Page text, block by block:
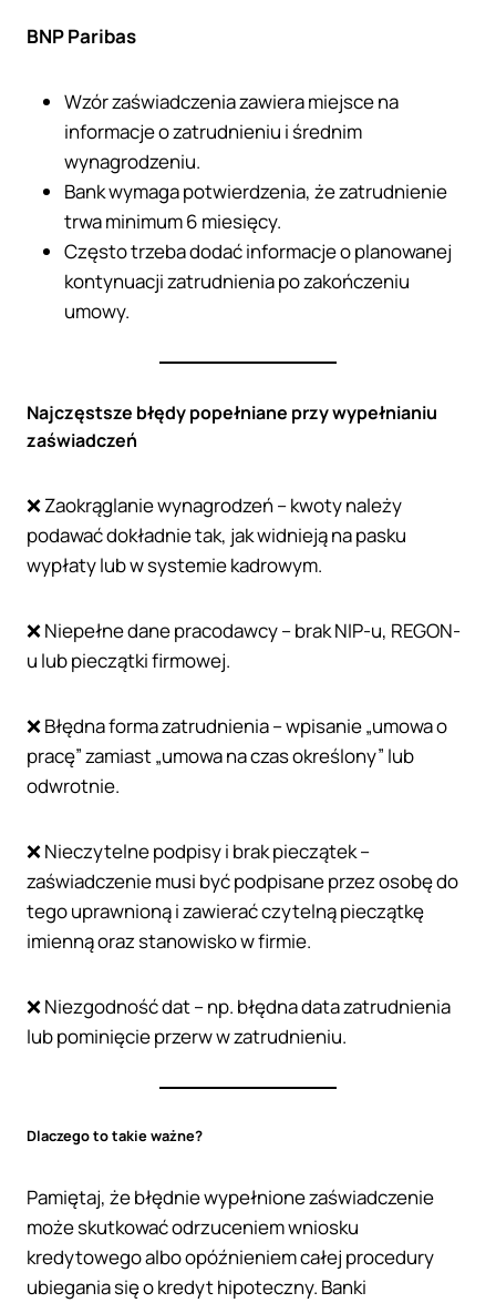
BNP Paribas
Wzór zaświadczenia zawiera miejsce na
informacje o zatrudnieniu i średnim
wynagrodzeniu.
Bank wymaga potwierdzenia, że zatrudnienie
trwa minimum 6 miesięcy.
Często trzeba dodać informacje o planowanej
kontynuacji zatrudnienia po zakończeniu
umowy.
Najczęstsze błędy popełniane przy wypełnianiu
zaświadczeń
❌ Zaokrąglanie wynagrodzeń – kwoty należy
podawać dokładnie tak, jak widnieją na pasku
wypłaty lub w systemie kadrowym.
❌ Niepełne dane pracodawcy – brak NIP-u, REGON-
u lub pieczątki firmowej.
❌ Błędna forma zatrudnienia – wpisanie „umowa o
pracę” zamiast „umowa na czas określony” lub
odwrotnie.
❌ Nieczytelne podpisy i brak pieczątek –
zaświadczenie musi być podpisane przez osobę do
tego uprawnioną i zawierać czytelną pieczątkę
imienną oraz stanowisko w firmie.
❌ Niezgodność dat – np. błędna data zatrudnienia
lub pominięcie przerw w zatrudnieniu.
Dlaczego to takie ważne?
Pamiętaj, że błędnie wypełnione zaświadczenie
może skutkować odrzuceniem wniosku
kredytowego albo opóźnieniem całej procedury
ubiegania się o kredyt hipoteczny. Banki